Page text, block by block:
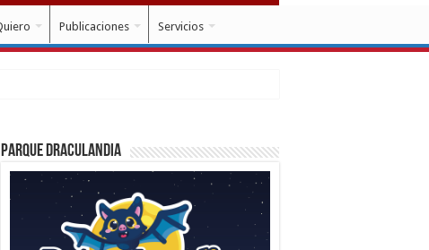
Publicaciones Servicios
Parque Draculandia